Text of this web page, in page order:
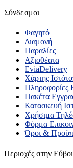
Σύνδεσμοι
Φαγητό
Διαμονή
Παραλίες
Αξιοθέατα
EviaDelivery
Χάρτης
Πληροφορίες
Πακέτα
Κατασκευή
Χρήσιμα
Φόρμα
Όροι &
Περιοχές στην